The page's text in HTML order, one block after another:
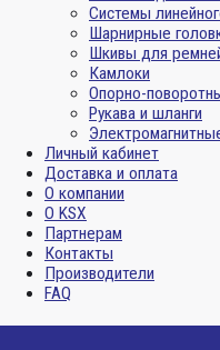
Системы
Шарнирные
Шкивы для
Камлоки
Опорно-
Рукава и шланги
Личный кабинет
Доставка и оплата
О компании
О KSX
Партнерам
Контакты
Производители
FAQ